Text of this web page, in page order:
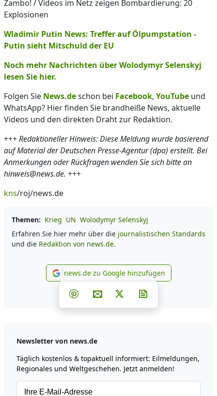
Zambo! / Videos im Netz zeigen Bombardierung: 20
Explosionen
Wladimir Putin News: Treffer auf Ölpumpstation -
Putin sieht Mitschuld der EU
Noch mehr Nachrichten über Wolodymyr Selenskyj
lesen Sie hier.
Folgen Sie News.deschon bei Facebook, YouTube und
WhatsApp? Hier finden Sie brandheiße News, aktuelle
Videos und den direkten Draht zur Redaktion.
+++Redaktioneller Hinweis: Diese Meldung wurde basierend
auf Material der Deutschen Presse-Agentur (dpa) erstellt. Bei
Anmerkungen oder Rückfragen wenden Sie sich bitte an
hinweis@news.de. +++
kns/roj/news.de
Themen: Krieg UN Wolodymyr Selenskyj
Erfahren Sie hier mehr über die journalistischen Standards
und die Redaktion von news.de.
news.de zu Google
news.de zu Google hinzufügen
Teilen auf Facebook
Teilen auf Whatsapp
Teilen auf Telegram
Teilen auf Pinterest
Per E-Mail teilen
Post auf X
Newsletter von news.de
Täglich kostenlos & topaktuell informiert: Eilmeldungen,
Regionales und Weltgeschehen. Jetzt anmelden!